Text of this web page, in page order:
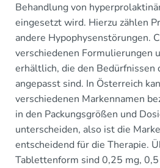
Behandlung von
eingesetzt wird. Hierzu zählen
andere Hypophysenstörungen.
verschiedenen Formulierungen
erhältlich, die den Bedürfnissen
angepasst sind. In Österreich
verschiedenen Markennamen
in den Packungsgrößen und
unterscheiden, also ist die
entscheidend für die Therapie.
Tablettenform sind 0,25 mg,